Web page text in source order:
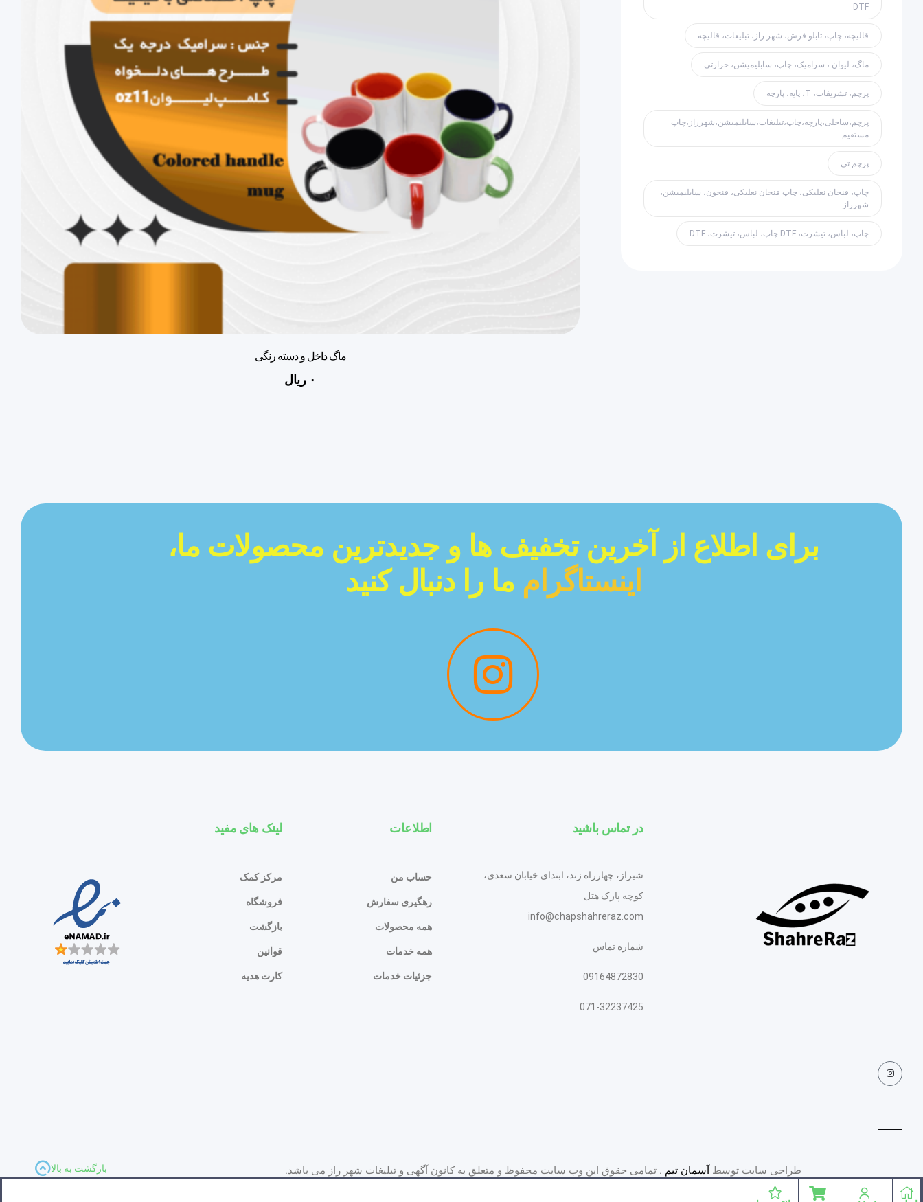
ماگ داخل و دسته رنگی
۰ ریال
DTF
قالیچه، چاپ، تابلو فرش، شهر راز، تبلیغات، قالیچه
ماگ، لیوان ، سرامیک، چاپ، سابلیمیشن، حرارتی
پرچم، تشریفات، T، پایه، پارچه
پرچم،ساحلی،پارچه،چاپ،تبلیغات،سابلیمیشن،شهرراز،چاپ
مستقیم
پرچم تی
چاپ، فنجان نعلبکی، چاپ فنجان نعلبکی، فنجون، سابلیمیشن،
شهرراز
چاپ، لباس، تیشرت، DTF چاپ، لباس، تیشرت، DTF
برای اطلاع از آخرین تخفیف ها و جدیدترین محصولات ما،
اینستاگرام ما را دنبال کنید
در تماس باشید
شیراز، چهارراه زند، ابتدای خیابان سعدی،
کوچه پارک هتل
info@chapshahreraz.com
شماره تماس
09164872830
071-32237425
اطلاعات
حساب من
رهگیری سفارش
همه محصولات
همه خدمات
جزئیات خدمات
لینک های مفید
مرکز کمک
فروشگاه
بازگشت
قوانین
کارت هدیه
طراحی سایت توسط آسمان تیم . تمامی حقوق این وب سایت محفوظ و متعلق به کانون آگهی و تبلیغات شهر راز می باشد. بازگشت به بالا